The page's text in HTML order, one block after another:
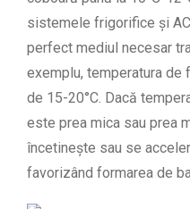
sistemele frigorifice și
perfect mediul necesar
exemplu, temperatura de
de 15-20°C. Dacă
este prea mica sau prea
încetinește sau se
favorizând formarea de